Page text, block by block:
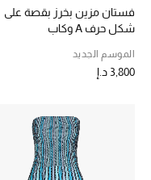
فستان مزين بخرز بقصة على
شكل حرف A وكاب
الموسم الجديد
3,800 د.إ